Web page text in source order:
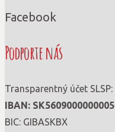
Facebook
Podporte nás
Transparentný účet
IBAN:
BIC: GIBASKBX